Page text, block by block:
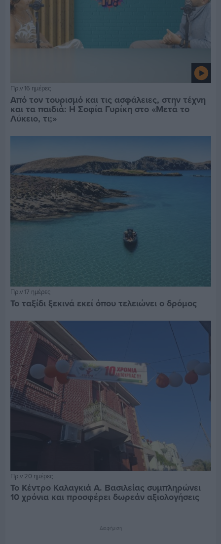
Πριν 16 ημέρες
Από τον τουρισμό και τις ασφάλειες, στην τέχνη
και τα παιδιά: Η Σοφία Γυρίκη στο «Μετά το
Λύκειο, τι;»
Πριν 17 ημέρες
Το ταξίδι ξεκινά εκεί όπου τελειώνει ο δρόμος
Πριν 20 ημέρες
Το Κέντρο Καλαγκιά Α. Βασιλείας συμπληρώνει
10 χρόνια και προσφέρει δωρεάν αξιολογήσεις
Διαφήμιση